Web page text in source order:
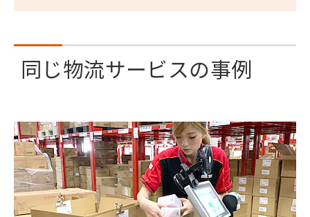
同じ物流サービスの事例